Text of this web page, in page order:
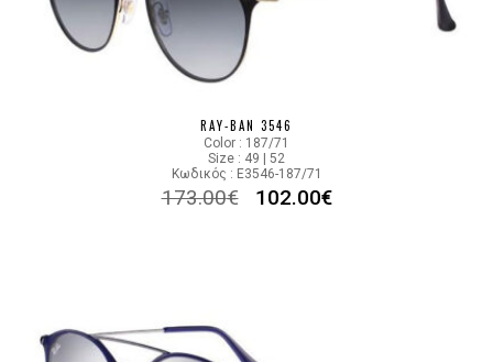
RAY-BAN 3546
Color : 187/71
Size : 49 | 52
Κωδικός : E3546-187/71
173.00€ 102.00€